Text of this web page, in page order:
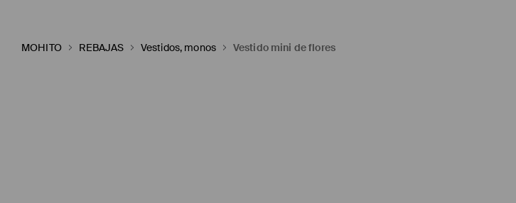
MOHITO REBAJAS Vestidos, monos Vestido mini de flores